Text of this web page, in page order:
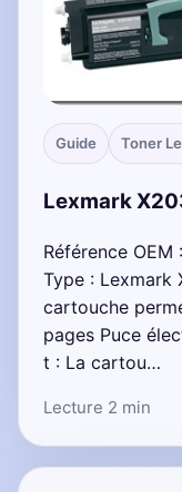
Guide Toner
Lexmark
Référence OEM
Type : Lexmark
cartouche
pages Puce
t : La cartou…
Lecture 2 min